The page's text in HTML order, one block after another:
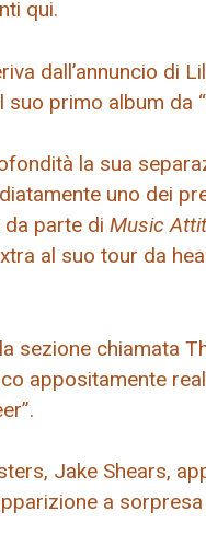
qui.
dall’annuncio di
suo primo album da
la sua
uno dei
parte di Music
al suo tour da
sezione chiamata
appositamente
Jake Shears,
a